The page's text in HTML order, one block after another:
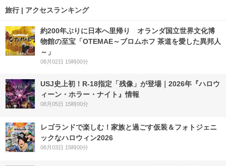
旅行 | アクセスランキング
約200年ぶりに日本へ里帰り オランダ国立世界文化博
物館の至宝「OTEMAE～ブロムホフ 茶道を愛した異邦人
～」
08月02日 15時00分
USJ史上初！R-18指定「残像」が登場｜2026年『ハロウ
ィーン・ホラー・ナイト』情報
08月05日 15時00分
レゴランドで楽しむ！家族と過ごす仮装＆フォトジェニ
ックなハロウィン2026
08月03日 15時00分